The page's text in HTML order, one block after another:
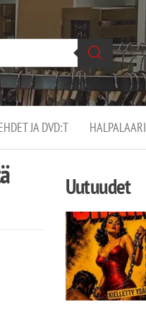
JA DVD:T HALPALAARI
Uutuudet